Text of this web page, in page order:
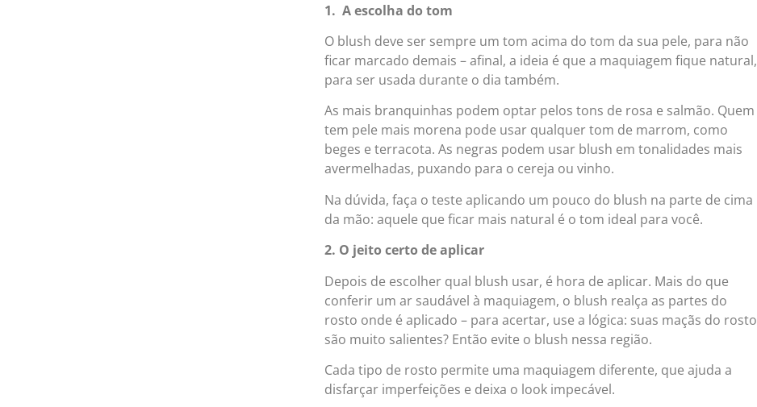
1. A escolha do tom
O blush deve ser sempre um tom acima do tom da sua pele, para não
ficar marcado demais – afinal, a ideia é que a maquiagem fique natural,
para ser usada durante o dia também.
As mais branquinhas podem optar pelos tons de rosa e salmão. Quem
tem pele mais morena pode usar qualquer tom de marrom, como
beges e terracota. As negras podem usar blush em tonalidades mais
avermelhadas, puxando para o cereja ou vinho.
Na dúvida, faça o teste aplicando um pouco do blush na parte de cima
da mão: aquele que ficar mais natural é o tom ideal para você.
2. O jeito certo de aplicar
Depois de escolher qual blush usar, é hora de aplicar. Mais do que
conferir um ar saudável à maquiagem, o blush realça as partes do
rosto onde é aplicado – para acertar, use a lógica: suas maçãs do rosto
são muito salientes? Então evite o blush nessa região.
Cada tipo de rosto permite uma maquiagem diferente, que ajuda a
disfarçar imperfeições e deixa o look impecável.